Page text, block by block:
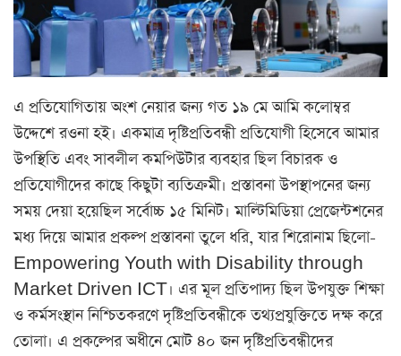
এ প্রতিযোগিতায় অংশ নেয়ার জন্য গত ১৯ মে আমি কলোম্বর
উদ্দেশে রওনা হই। একমাত্র দৃষ্টিপ্রতিবন্ধী প্রতিযোগী হিসেবে আমার
উপস্থিতি এবং সাবলীল কমপিউটার ব্যবহার ছিল বিচারক ও
প্রতিযোগীদের কাছে কিছুটা ব্যতিক্রমী। প্রস্তাবনা উপস্থাপনের জন্য
সময় দেয়া হয়েছিল সর্বোচ্চ ১৫ মিনিট। মাল্টিমিডিয়া প্রেজেন্টশনের
মধ্য দিয়ে আমার প্রকল্প প্রস্তাবনা তুলে ধরি, যার শিরোনাম ছিলো-
Empowering Youth with Disability through
Market Driven ICT। এর মূল প্রতিপাদ্য ছিল উপযুক্ত শিক্ষা
ও কর্মসংস্থান নিশ্চিতকরণে দৃষ্টিপ্রতিবন্ধীকে তথ্যপ্রযুক্তিতে দক্ষ করে
তোলা। এ প্রকল্পের অধীনে মোট ৪০ জন দৃষ্টিপ্রতিবন্ধীদের